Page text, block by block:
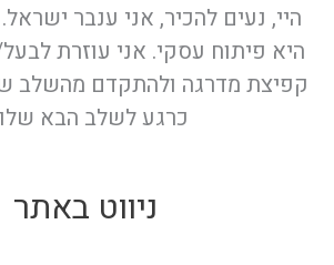
היי, נעים להכיר, אני ענבר
היא פיתוח עסקי. אני עוזרת
קפיצת מדרגה ולהתקדם מהשלב
כרגע לשלב הבא
ניווט באתר